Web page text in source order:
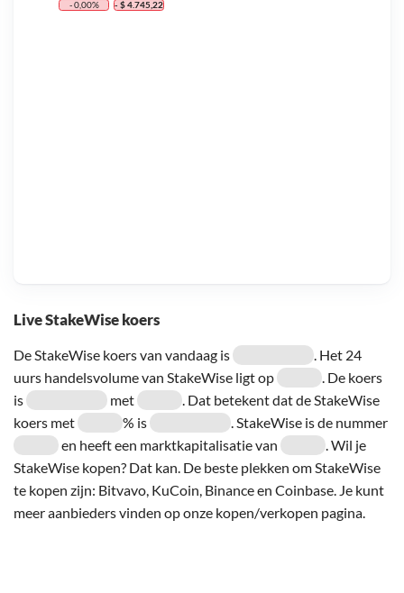
Live StakeWise koers
De StakeWise koers van vandaag is
. Het 24
uurs handelsvolume van StakeWise ligt op
. De koers
is
met
. Dat betekent dat de StakeWise
koers met
% is
. StakeWise is de nummer
en heeft een marktkapitalisatie van
. Wil je
StakeWise kopen? Dat kan. De beste plekken om StakeWise
te kopen zijn: Bitvavo, KuCoin, Binance en Coinbase. Je kunt
meer aanbieders vinden op onze kopen/verkopen pagina.
- 0,00% - $ 4.745,22